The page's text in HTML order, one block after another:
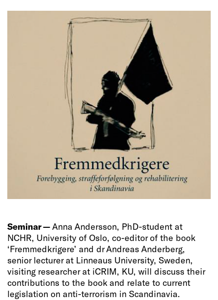
Seminar —Anna Andersson, PhD-student at
NCHR, University of Oslo, co-editor of the book
‘Fremmedkrigere’ and dr Andreas Anderberg,
senior lecturer at Linneaus University, Sweden,
visiting researcher at iCRIM, KU, will discuss their
contributions to the book and relate to current
legislation on anti-terrorism in Scandinavia.